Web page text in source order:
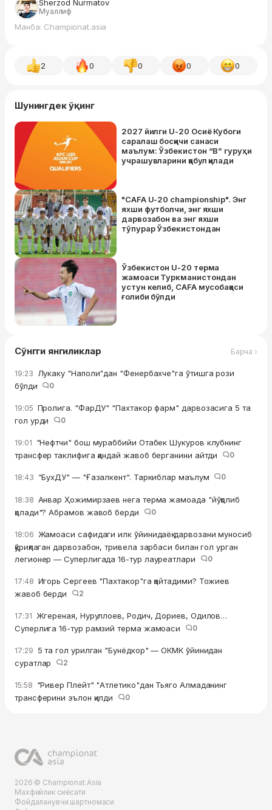
Sherzod Nurmatov
Муаллиф
Манба: Championat.asia
2 0 0 0 0
Шунингдек ўқинг
2027 йилги U-20 Осиё Кубоги
саралаш босқичи санаси
маълум: Ўзбекистон “B” гуруҳи
учрашувларини қабул қилади
"CAFA U-20 championship". Энг
яхши футболчи, энг яхши
дарвозабон ва энг яхши
тўпурар Ўзбекистондан
Ўзбекистон U-20 терма
жамоаси Туркманистондан
устун келиб, CAFA мусобақаси
ғолиби бўлди
Сўнгги янгиликлар Барча ›
19:23 Лукаку "Наполи"дан "Фенербахче"га ўтишга рози
бўлди
0
19:05 Пролига. "ФарДУ" "Пахтакор фарм" дарвозасига 5 та
гол урди
0
19:01 "Нефтчи" бош мураббийи Отабек Шукуров клубнинг
трансфер таклифига қандай жавоб берганини айтди
0
18:43 "БухДУ" — "Ғазалкент". Таркиблар маълум 0
18:38 Анвар Ҳожимирзаев нега терма жамоада "йўқолиб
қолади"? Абрамов жавоб берди
0
18:06 Жамоаси сафидаги илк ўйинидаёқ дарвозани муносиб
қўриқлаган дарвозабон, тривела зарбаси билан гол урган
легионер — Суперлигада 16-тур лауреатлари
0
17:48 Игорь Сергеев "Пахтакор"га қайтадими? Тожиев
жавоб берди
2
17:31 Жгереная, Нуруллоев, Родич, Дориев, Одилов…
Суперлига 16-тур рамзий терма жамоаси
0
17:29 5 та гол урилган "Бунёдкор" — ОКМК ўйинидан
суратлар
2
15:58 "Ривер Плейт" "Атлетико"дан Тьяго Алмаданинг
трансферини эълон қилди
0
2026 © Championat.Asia
Махфийлик сиёсати
Фойдаланувчи шартномаси